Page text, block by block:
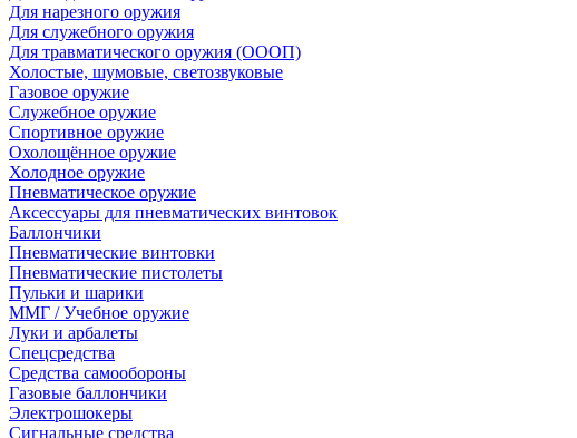
Для нарезного оружия
Для служебного оружия
Для травматического оружия (ОООП)
Холостые, шумовые, светозвуковые
Газовое оружие
Служебное оружие
Спортивное оружие
Охолощённое оружие
Холодное оружие
Пневматическое оружие
Аксессуары для пневматических винтовок
Баллончики
Пневматические винтовки
Пневматические пистолеты
Пульки и шарики
ММГ / Учебное оружие
Луки и арбалеты
Спецсредства
Средства самообороны
Газовые баллончики
Электрошокеры
Сигнальные средства